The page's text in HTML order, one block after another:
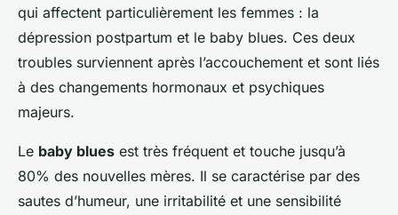
qui affectent particulièrement les femmes : la
dépression postpartum et le baby blues. Ces deux
troubles surviennent après l’accouchement et sont liés
à des changements hormonaux et psychiques
majeurs.
Le baby blues est très fréquent et touche jusqu’à
80% des nouvelles mères. Il se caractérise par des
sautes d’humeur, une irritabilité et une sensibilité